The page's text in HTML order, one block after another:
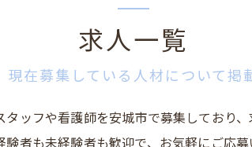
現在募集している人材について掲
求人一覧
ッフや看護師を安城市で募集しており、
験者も未経験者も歓迎で、お気軽にご応募